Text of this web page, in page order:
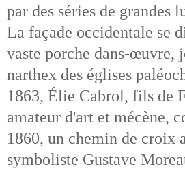
par des séries de grandes
La façade occidentale se
vaste porche dans-œuvre,
narthex des églises
1863, Élie Cabrol, fils de
amateur d'art et mécène,
1860, un chemin de croix
symboliste Gustave